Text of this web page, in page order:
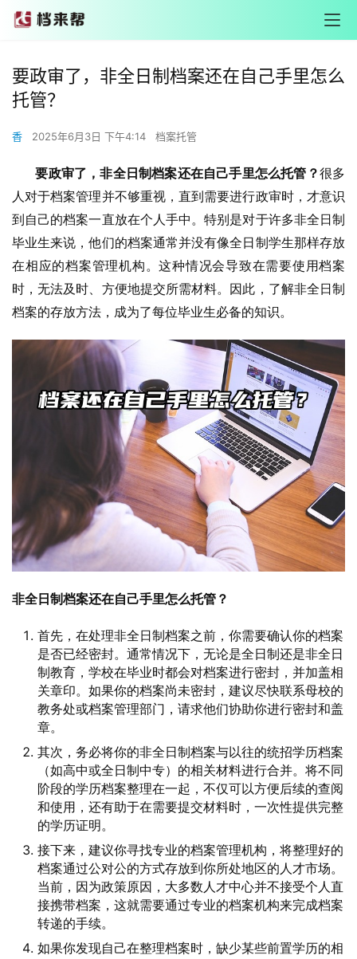
要政审了，非全日制档案还在自己手里怎么
托管？
香 2025年6月3日 下午4:14 档案托管
要政审了，非全日制档案还在自己手里怎么托管？很多
人对于档案管理并不够重视，直到需要进行政审时，才意识
到自己的档案一直放在个人手中。特别是对于许多非全日制
毕业生来说，他们的档案通常并没有像全日制学生那样存放
在相应的档案管理机构。这种情况会导致在需要使用档案
时，无法及时、方便地提交所需材料。因此，了解非全日制
档案的存放方法，成为了每位毕业生必备的知识。
非全日制档案还在自己手里怎么托管？
首先，在处理非全日制档案之前，你需要确认你的档案
是否已经密封。通常情况下，无论是全日制还是非全日
制教育，学校在毕业时都会对档案进行密封，并加盖相
关章印。如果你的档案尚未密封，建议尽快联系母校的
教务处或档案管理部门，请求他们协助你进行密封和盖
章。
其次，务必将你的非全日制档案与以往的统招学历档案
（如高中或全日制中专）的相关材料进行合并。将不同
阶段的学历档案整理在一起，不仅可以方便后续的查阅
和使用，还有助于在需要提交材料时，一次性提供完整
的学历证明。
接下来，建议你寻找专业的档案管理机构，将整理好的
档案通过公对公的方式存放到你所处地区的人才市场。
当前，因为政策原因，大多数人才中心并不接受个人直
接携带档案，这就需要通过专业的档案机构来完成档案
转递的手续。
如果你发现自己在整理档案时，缺少某些前置学历的相